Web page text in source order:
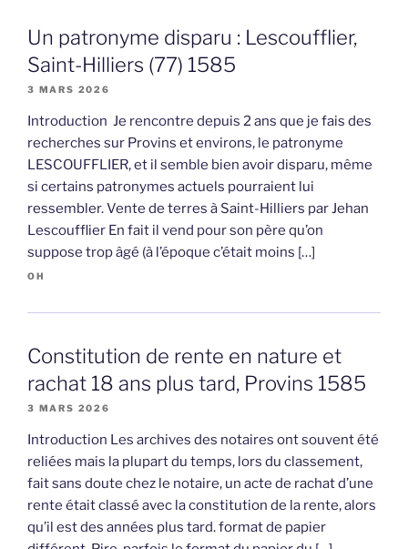
Un patronyme disparu : Lescoufflier,
Saint-Hilliers (77) 1585
3 MARS 2026
Introduction Je rencontre depuis 2 ans que je fais des
recherches sur Provins et environs, le patronyme
LESCOUFFLIER, et il semble bien avoir disparu, même
si certains patronymes actuels pourraient lui
ressembler. Vente de terres à Saint-Hilliers par Jehan
Lescoufflier En fait il vend pour son père qu’on
suppose trop âgé (à l’époque c’était moins […]
OH
Constitution de rente en nature et
rachat 18 ans plus tard, Provins 1585
3 MARS 2026
Introduction Les archives des notaires ont souvent été
reliées mais la plupart du temps, lors du classement,
fait sans doute chez le notaire, un acte de rachat d’une
rente était classé avec la constitution de la rente, alors
qu’il est des années plus tard. format de papier